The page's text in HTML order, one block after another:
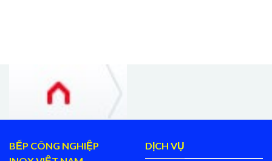
BẾP CÔNG NGHIỆP
DỊCH VỤ